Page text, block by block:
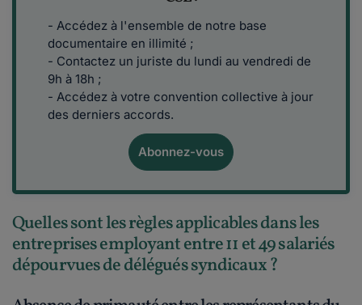
- Accédez à l'ensemble de notre base
documentaire en illimité ;
- Contactez un juriste du lundi au vendredi de
9h à 18h ;
- Accédez à votre convention collective à jour
des derniers accords.
Abonnez-vous
Quelles sont les règles applicables dans les
entreprises employant entre 11 et 49 salariés
dépourvues de délégués syndicaux ?